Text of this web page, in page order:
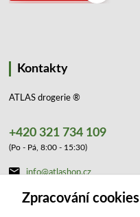
Kontakty
ATLAS drogerie ®
+420 321 734 109
(Po - Pá, 8:00 - 15:30)
info@atlashop.cz
Zpracování cookies